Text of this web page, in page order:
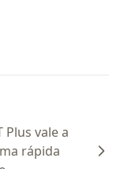
Plus vale a
rápida